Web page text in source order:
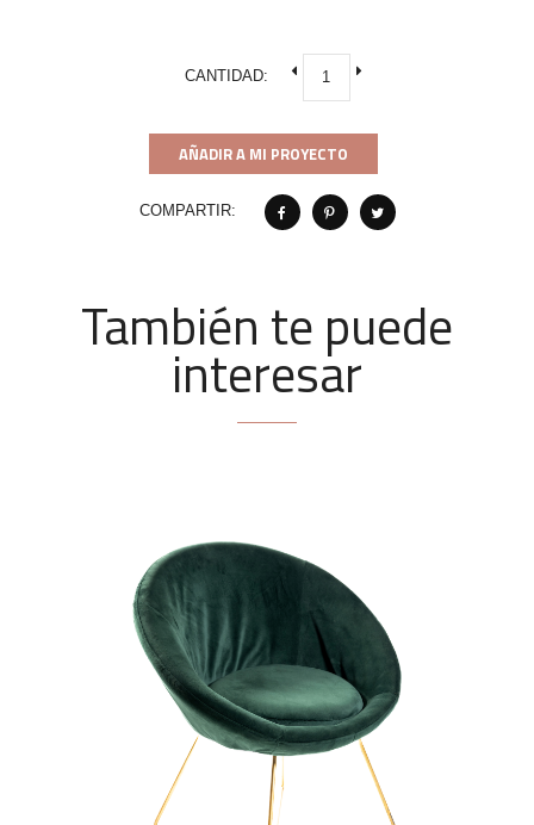
CANTIDAD:
AÑADIR A MI PROYECTO
COMPARTIR:
También te puede
interesar